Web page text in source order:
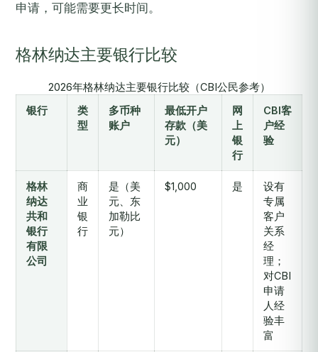
申请，可能需要更长时间。
格林纳达主要银行比较
2026年格林纳达主要银行比较（CBI公民参考）
银行
类
型
多币种
账户
最低开户
存款（美
元）
网
上
银
行
CBI客
户经
验
格林
纳达
共和
银行
有限
公司
商
业
银
行
是（美
元、东
加勒比
元）
$1,000 是
设有
专属
客户
关系
经
理；
对CBI
申请
人经
验丰
富